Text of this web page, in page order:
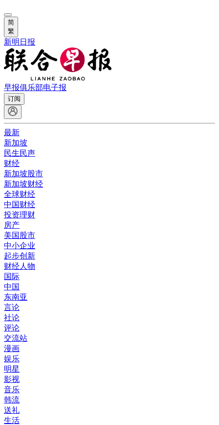
简
繁
新明日报
早报俱乐部电子报
订阅
最新
新加坡
民生民声
财经
新加坡股市
新加坡财经
全球财经
中国财经
投资理财
房产
美国股市
中小企业
起步创新
财经人物
国际
中国
东南亚
言论
社论
评论
交流站
漫画
娱乐
明星
影视
音乐
韩流
送礼
生活